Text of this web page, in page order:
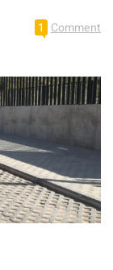
1 Comment